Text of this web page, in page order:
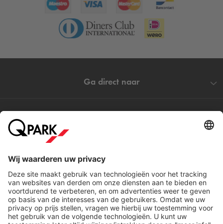
Ga direct naar
Populaire steden
Download